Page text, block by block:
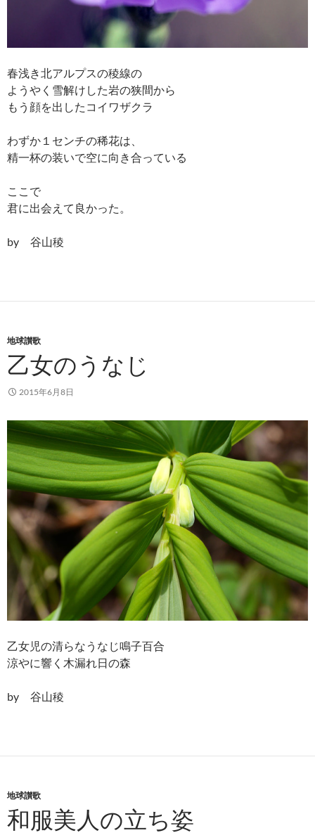
春浅き北アルプスの稜線の
ようやく雪解けした岩の狭間から
もう顔を出したコイワザクラ
わずか１センチの稀花は、
精一杯の装いで空に向き合っている
ここで
君に出会えて良かった。
by 谷山稜
地球讃歌
乙女のうなじ
2015年6月8日
乙女児の清らなうなじ鳴子百合
涼やに響く木漏れ日の森
by 谷山稜
地球讃歌
和服美人の立ち姿